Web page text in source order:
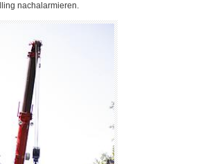
nachalarmieren.